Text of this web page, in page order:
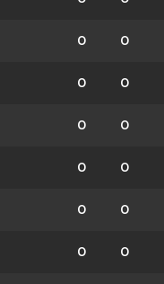
0 0
0 0
0 0
0 0
0 0
0 0